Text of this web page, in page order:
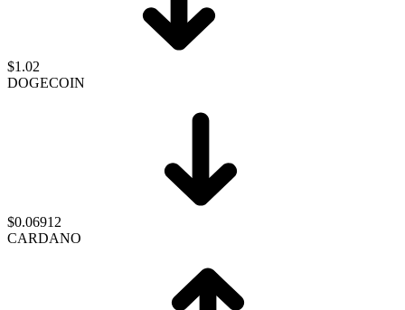
$1.02
DOGECOIN
$0.06912
CARDANO